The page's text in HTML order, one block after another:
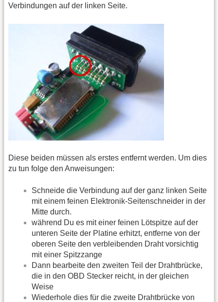
Verbindungen auf der linken Seite.
Diese beiden müssen als erstes entfernt werden. Um dies
zu tun folge den Anweisungen:
Schneide die Verbindung auf der ganz linken Seite
mit einem feinen Elektronik-Seitenschneider in der
Mitte durch.
während Du es mit einer feinen Lötspitze auf der
unteren Seite der Platine erhitzt, entferne von der
oberen Seite den verbleibenden Draht vorsichtig
mit einer Spitzzange
Dann bearbeite den zweiten Teil der Drahtbrücke,
die in den OBD Stecker reicht, in der gleichen
Weise
Wiederhole dies für die zweite Drahtbrücke von